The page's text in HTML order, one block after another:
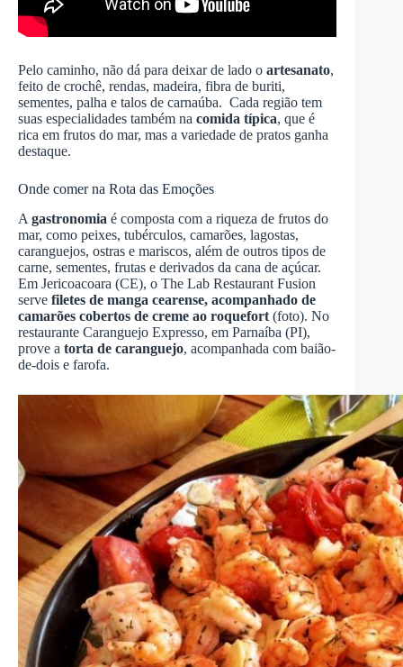
Pelo caminho, não dá para deixar de lado o artesanato,
feito de crochê, rendas, madeira, fibra de buriti,
sementes, palha e talos de carnaúba. Cada região tem
suas especialidades também na comida típica, que é
rica em frutos do mar, mas a variedade de pratos ganha
destaque.
Onde comer na Rota das Emoções
A gastronomia é composta com a riqueza de frutos do
mar, como peixes, tubérculos, camarões, lagostas,
caranguejos, ostras e mariscos, além de outros tipos de
carne, sementes, frutas e derivados da cana de açúcar.
Em Jericoacoara (CE), o The Lab Restaurant Fusion
serve filetes de manga cearense, acompanhado de
camarões cobertos de creme ao roquefort (foto). No
restaurante Caranguejo Expresso, em Parnaíba (PI),
prove a torta de caranguejo, acompanhada com baião-
de-dois e farofa.